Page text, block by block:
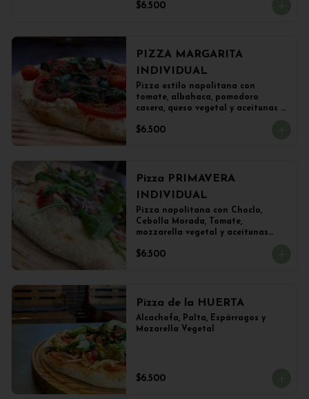
$6.500
PIZZA MARGARITA
INDIVIDUAL
Pizza estilo napolitana con
tomate, albahaca, pomodoro
casera, queso vegetal y aceitunas
$6.500
Pizza PRIMAVERA
INDIVIDUAL
Pizza napolitana con Choclo,
Cebolla Morada, Tomate,
mozzarella vegetal y aceitunas
$6.500
Pizza de la HUERTA
Alcachofa, Palta, Espárragos y
Mozarella Vegetal
$6.500